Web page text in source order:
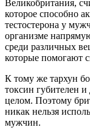
Великобритания,
которое способно
тестостерона у
организме
среди различных
которые помогают
К тому же тархун
токсин губителен
целом. Поэтому
никак нельзя
мужчин.